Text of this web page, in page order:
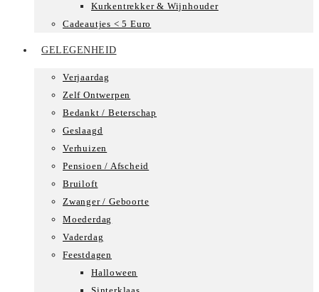
Kurkentrekker & Wijnhouder
Cadeautjes < 5 Euro
GELEGENHEID
Verjaardag
Zelf Ontwerpen
Bedankt / Beterschap
Geslaagd
Verhuizen
Pensioen / Afscheid
Bruiloft
Zwanger / Geboorte
Moederdag
Vaderdag
Feestdagen
Halloween